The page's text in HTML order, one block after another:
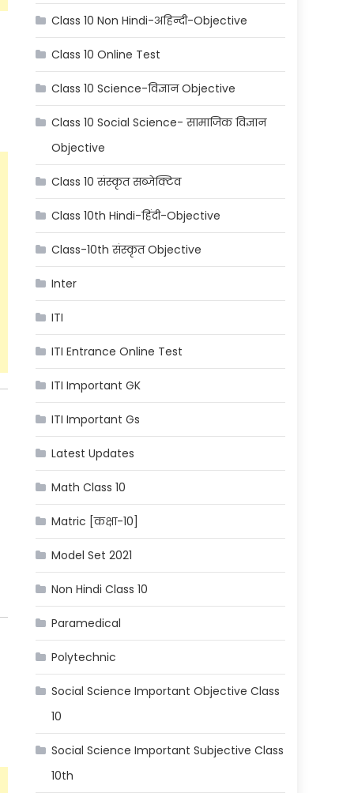
Class 10 Non Hindi-अहिन्दी-Objective
Class 10 Online Test
Class 10 Science-विज्ञान Objective
Class 10 Social Science- सामाजिक विज्ञान
Objective
Class 10 संस्कृत सब्जेक्टिव
Class 10th Hindi-हिंदी-Objective
Class-10th संस्कृत Objective
Inter
ITI
ITI Entrance Online Test
ITI Important GK
ITI Important Gs
Latest Updates
Math Class 10
Matric [कक्षा-10]
Model Set 2021
Non Hindi Class 10
Paramedical
Polytechnic
Social Science Important Objective Class
10
Social Science Important Subjective Class
10th